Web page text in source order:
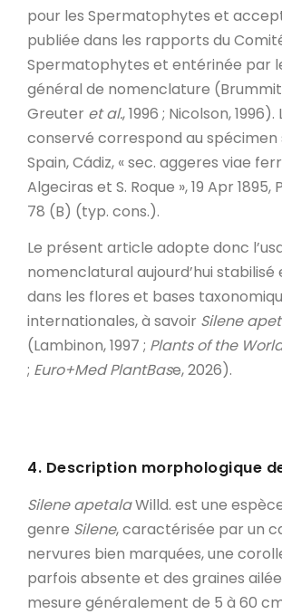
pour les Spermatophytes et
publiée dans les rapports du
Spermatophytes et entérinée par
général de nomenclature
Greuter et al., 1996 ; Nicolson,
conservé correspond au spécimen
Spain, Cádiz, « sec. aggeres viae
Algeciras et S. Roque », 19 Apr 1895,
78 (B) (typ. cons.).
Le présent article adopte donc
nomenclatural aujourd’hui
dans les flores et bases
internationales, à savoir Silene
(Lambinon, 1997 ; Plants of the
; Euro+Med PlantBase, 2026).
4. Description morphologique
Silene apetalaWilld. est une
genre Silene, caractérisée par un
nervures bien marquées, une
parfois absente et des graines
mesure généralement de 5 à 60